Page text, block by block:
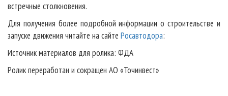
встречные столкновения.
Для получения более подробной информации о строительстве и
запуске движения читайте на сайте Росавтодора:
Источник материалов для ролика: ФДА
Ролик переработан и сокращен АО «Точинвест»